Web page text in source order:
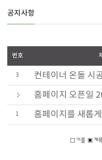
공지사항
번호
3 컨테이너 온돌 시
1 홈페이지를 새롭